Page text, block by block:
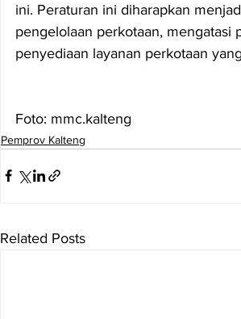
ini. Peraturan ini diharapkan
pengelolaan perkotaan, mengatasi
penyediaan layanan perkotaan
Foto: mmc.kalteng
Pemprov Kalteng
Related Posts